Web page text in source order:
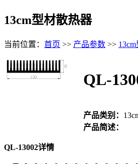
13cm型材散热器
当前位置： 首页 >> 产品参数 >>
QL-
产品类别：
产品简述：
QL-13002详情